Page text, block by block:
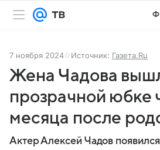
7 ноября 2024 Источник: Газета.Ru
Жена Чадова
прозрачной юбке
месяца после
Актер Алексей Чадов